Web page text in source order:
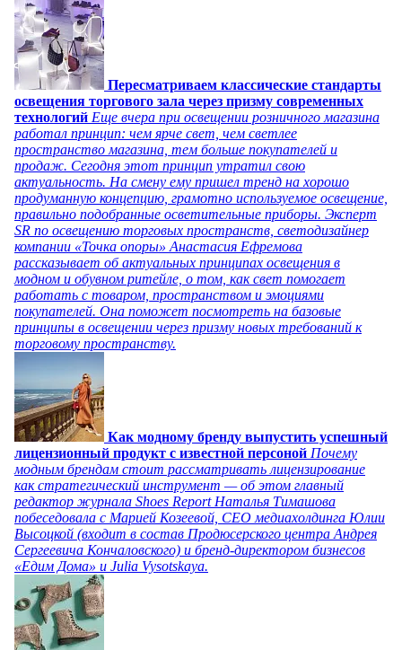
Пересматриваем классические стандарты
освещения торгового зала через призму современных
технологий Еще вчера при освещении розничного магазина
работал принцип: чем ярче свет, чем светлее
пространство магазина, тем больше покупателей и
продаж. Сегодня этот принцип утратил свою
актуальность. На смену ему пришел тренд на хорошо
продуманную концепцию, грамотно используемое освещение,
правильно подобранные осветительные приборы. Эксперт
SR по освещению торговых пространств, светодизайнер
компании «Точка опоры» Анастасия Ефремова
рассказывает об актуальных принципах освещения в
модном и обувном ритейле, о том, как свет помогает
работать с товаром, пространством и эмоциями
покупателей. Она поможет посмотреть на базовые
принципы в освещении через призму новых требований к
торговому пространству.
Как модному бренду выпустить успешный
лицензионный продукт с известной персоной Почему
модным брендам стоит рассматривать лицензирование
как стратегический инструмент — об этом главный
редактор журнала Shoes Report Наталья Тимашова
побеседовала с Марией Козеевой, СЕО медиахолдинга Юлии
Высоцкой (входит в состав Продюсерского центра Андрея
Сергеевича Кончаловского) и бренд-директором бизнесов
«Едим Дома» и Julia Vysotskaya.